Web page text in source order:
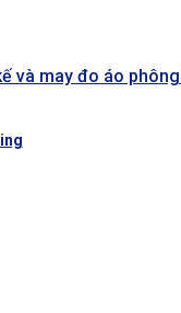
và may đo áo